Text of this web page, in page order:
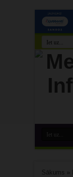
Sākums »